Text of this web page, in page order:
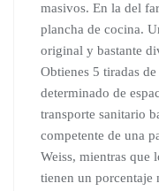
masivos. En la del
plancha de cocina.
original y bastante
Obtienes 5 tiradas
determinado de
transporte sanitario
competente de una
Weiss, mientras que
tienen un